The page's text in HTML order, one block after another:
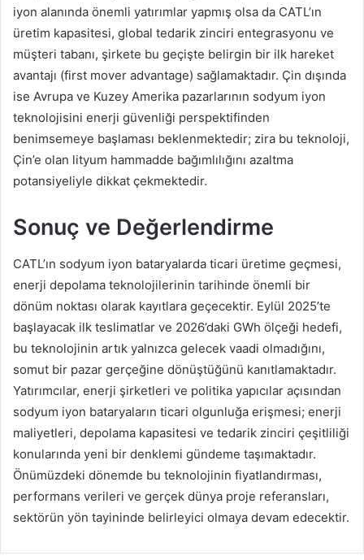
iyon alanında önemli yatırımlar yapmış olsa da CATL’ın
üretim kapasitesi, global tedarik zinciri entegrasyonu ve
müşteri tabanı, şirkete bu geçişte belirgin bir ilk hareket
avantajı (first mover advantage) sağlamaktadır. Çin dışında
ise Avrupa ve Kuzey Amerika pazarlarının sodyum iyon
teknolojisini enerji güvenliği perspektifinden
benimsemeye başlaması beklenmektedir; zira bu teknoloji,
Çin’e olan lityum hammadde bağımlılığını azaltma
potansiyeliyle dikkat çekmektedir.
Sonuç ve Değerlendirme
CATL’ın sodyum iyon bataryalarda ticari üretime geçmesi,
enerji depolama teknolojilerinin tarihinde önemli bir
dönüm noktası olarak kayıtlara geçecektir. Eylül 2025’te
başlayacak ilk teslimatlar ve 2026’daki GWh ölçeği hedefi,
bu teknolojinin artık yalnızca gelecek vaadi olmadığını,
somut bir pazar gerçeğine dönüştüğünü kanıtlamaktadır.
Yatırımcılar, enerji şirketleri ve politika yapıcılar açısından
sodyum iyon bataryaların ticari olgunluğa erişmesi; enerji
maliyetleri, depolama kapasitesi ve tedarik zinciri çeşitliliği
konularında yeni bir denklemi gündeme taşımaktadır.
Önümüzdeki dönemde bu teknolojinin fiyatlandırması,
performans verileri ve gerçek dünya proje referansları,
sektörün yön tayininde belirleyici olmaya devam edecektir.